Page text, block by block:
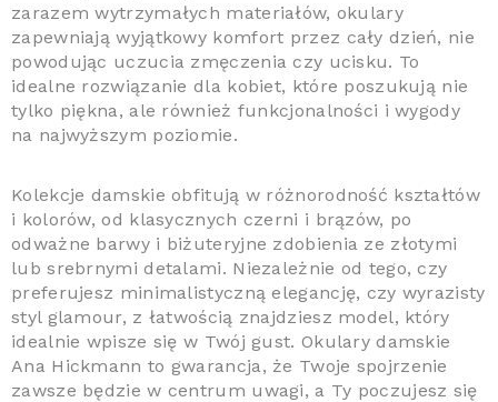
zarazem wytrzymałych materiałów, okulary
zapewniają wyjątkowy komfort przez cały dzień, nie
powodując uczucia zmęczenia czy ucisku. To
idealne rozwiązanie dla kobiet, które poszukują nie
tylko piękna, ale również funkcjonalności i wygody
na najwyższym poziomie.
Kolekcje damskie obfitują w różnorodność kształtów
i kolorów, od klasycznych czerni i brązów, po
odważne barwy i biżuteryjne zdobienia ze złotymi
lub srebrnymi detalami. Niezależnie od tego, czy
preferujesz minimalistyczną elegancję, czy wyrazisty
styl glamour, z łatwością znajdziesz model, który
idealnie wpisze się w Twój gust. Okulary damskie
Ana Hickmann to gwarancja, że Twoje spojrzenie
zawsze będzie w centrum uwagi, a Ty poczujesz się